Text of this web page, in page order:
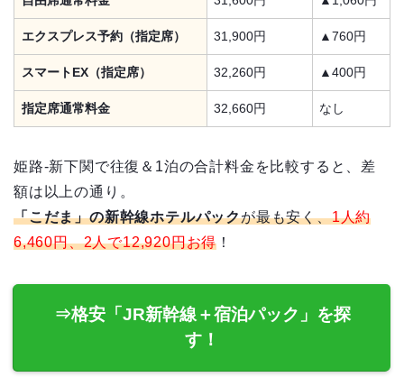
エクスプレス予約（指定席） 31,900円 ▲760円
スマートEX（指定席） 32,260円 ▲400円
指定席通常料金 32,660円 なし
姫路-新下関で往復＆1泊の合計料金を比較すると、差
額は以上の通り。
「こだま」の新幹線ホテルパックが最も安く、1人約
6,460円、2人で12,920円お得 ！
⇒格安「JR新幹線＋宿泊パック」を探
す！